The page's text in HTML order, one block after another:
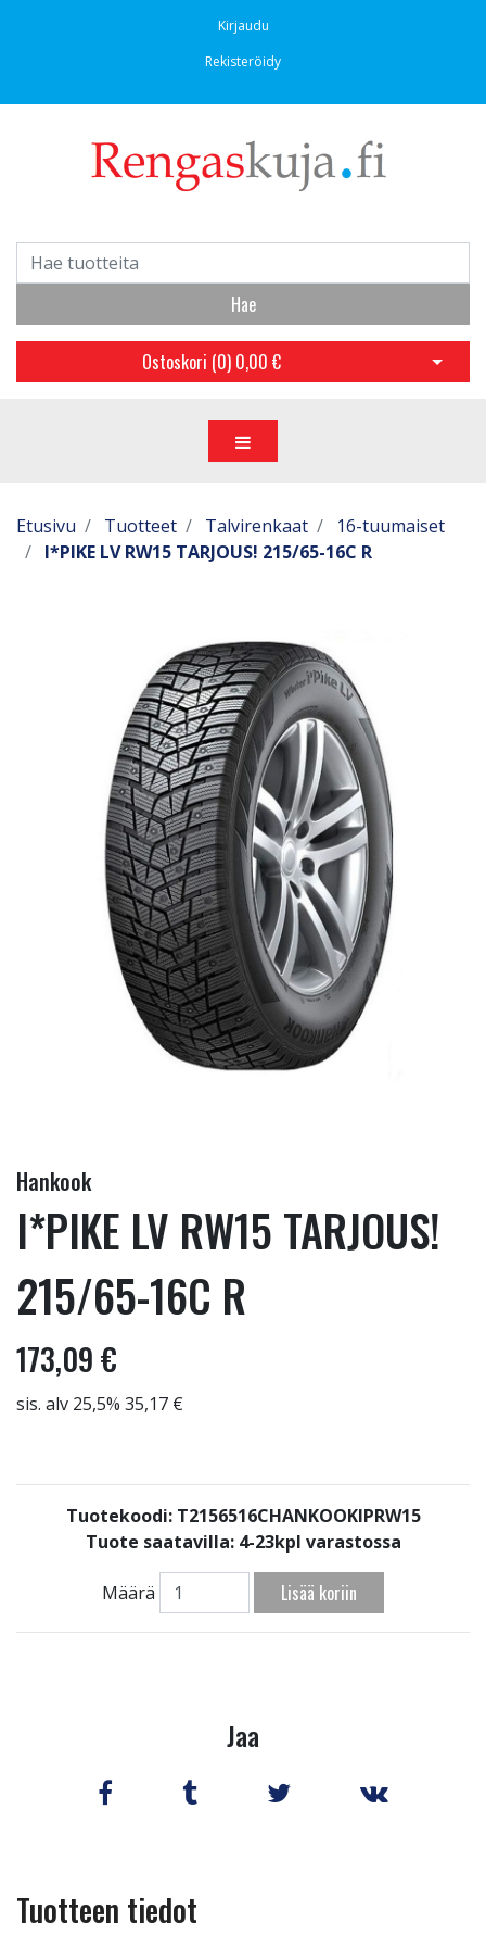
Kirjaudu
Rekisteröidy
Hae
Ostoskori (0) 0,00 € Avaa
Etusivu Tuotteet Talvirenkaat
16-tuumaiset
I*PIKE LV RW15 TARJOUS! 215/65-16C R
Hankook
I*PIKE LV RW15 TARJOUS!
215/65-16C R
173,09 €
sis. alv 25,5% 35,17 €
Tuotekoodi: T2156516CHANKOOKIPRW15
Tuote saatavilla: 4-23kpl varastossa
Määrä Lisää koriin
Jaa
Tuotteen tiedot